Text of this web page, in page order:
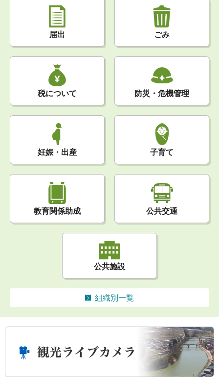
届出 ごみ
税について 防災・危機管理
妊娠・出産 子育て
教育関係助成 公共交通
公共施設
組織別一覧